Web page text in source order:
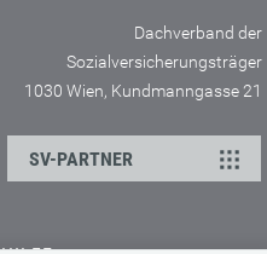
Dachverband der
Sozialversicherungsträger
1030 Wien, Kundmanngasse 21
SV-PARTNER